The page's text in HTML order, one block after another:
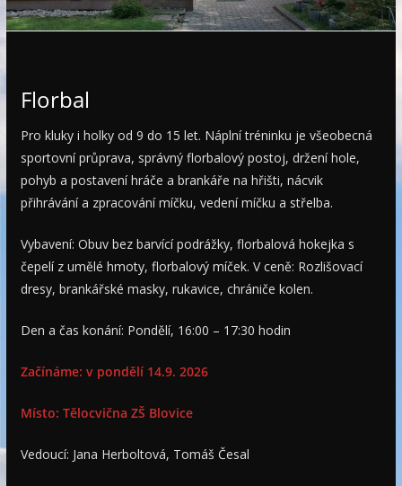
e
Florbal
Pro kluky i holky od 9 do 15 let. Náplní tréninku je všeobecná
sportovní průprava, správný florbalový postoj, držení hole,
pohyb a postavení hráče a brankáře na hřišti, nácvik
přihrávání a zpracování míčku, vedení míčku a střelba.
Vybavení: Obuv bez barvící podrážky, florbalová hokejka s
čepelí z umělé hmoty, florbalový míček. V ceně: Rozlišovací
dresy, brankářské masky, rukavice, chrániče kolen.
Den a čas konání: Pondělí, 16:00 – 17:30 hodin
Začínáme: v pondělí 14.9. 2026
Místo: Tělocvična ZŠ Blovice
Vedoucí: Jana Herboltová, Tomáš Česal